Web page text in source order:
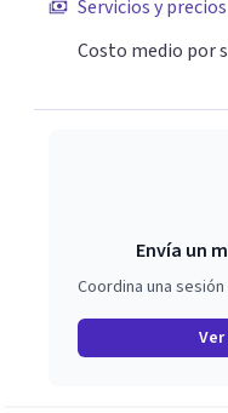
Servicios y precios
Costo medio por
Envía un
Coordina una